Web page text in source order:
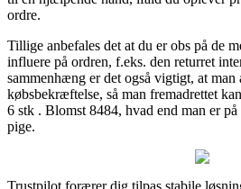
ordre.
Tillige anbefales det at du er obs på de
influere på ordren, f.eks. den returret
sammenhæng er det også vigtigt, at
købsbekræftelse, så man fremadrettet
6 stk . Blomst 8484, hvad end man er
pige.
Trustpilot forærer dig tilpas stabile